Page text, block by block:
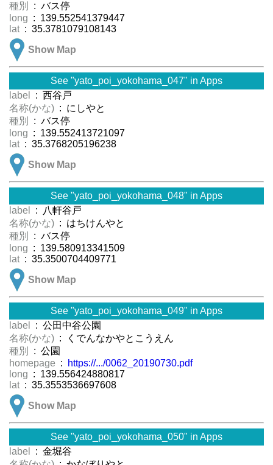
種別
: バス停
long : 139.552541379447
lat : 35.3781079108143
Show Map
See "yato_poi_yokohama_047" in Apps
label
: 西谷戸
名称(かな) : にしやと
種別
: バス停
long : 139.552413721097
lat : 35.3768205196238
Show Map
See "yato_poi_yokohama_048" in Apps
label
: 八軒谷戸
名称(かな) : はちけんやと
種別
: バス停
long : 139.580913341509
lat : 35.3500704409771
Show Map
See "yato_poi_yokohama_049" in Apps
label
: 公田中谷公園
名称(かな) : くでんなかやとこうえん
種別
: 公園
homepage :
https://.../0062_20190730.pdf
long : 139.556424880817
lat : 35.3553536697608
Show Map
See "yato_poi_yokohama_050" in Apps
label
: 金堀谷